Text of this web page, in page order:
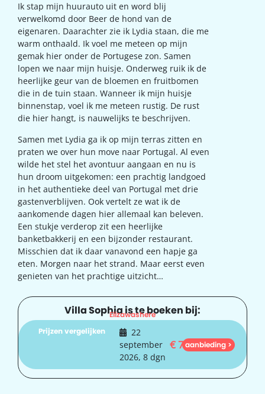
Ik stap mijn huurauto uit en word blij
verwelkomd door Beer de hond van de
eigenaren. Daarachter zie ik Lydia staan, die me
warm onthaald. Ik voel me meteen op mijn
gemak hier onder de Portugese zon. Samen
lopen we naar mijn huisje. Onderweg ruik ik de
heerlijke geur van de bloemen en fruitbomen
die in de tuin staan. Wanneer ik mijn huisje
binnenstap, voel ik me meteen rustig. De rust
die hier hangt, is nauwelijks te beschrijven.
Samen met Lydia ga ik op mijn terras zitten en
praten we over hun move naar Portugal. Al even
wilde het stel het avontuur aangaan en nu is
hun droom uitgekomen: een prachtig landgoed
in het authentieke deel van Portugal met drie
gastenverblijven. Ook vertelt ze wat ik de
aankomende dagen hier allemaal kan beleven.
Een stukje verderop zit een heerlijke
banketbakkerij en een bijzonder restaurant.
Misschien dat ik daar vanavond een hapje ga
eten. Morgen naar het strand. Maar eerst even
genieten van het prachtige uitzicht…
Villa Sophia is te boeken bij:
Elizawashere
Prijzen vergelijken
22
september
2026, 8 dgn
€731
aanbieding >